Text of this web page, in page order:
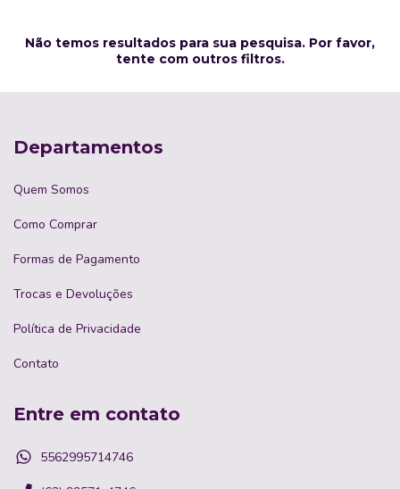
Não temos resultados para sua pesquisa. Por favor,
tente com outros filtros.
Departamentos
Quem Somos
Como Comprar
Formas de Pagamento
Trocas e Devoluções
Política de Privacidade
Contato
Entre em contato
5562995714746